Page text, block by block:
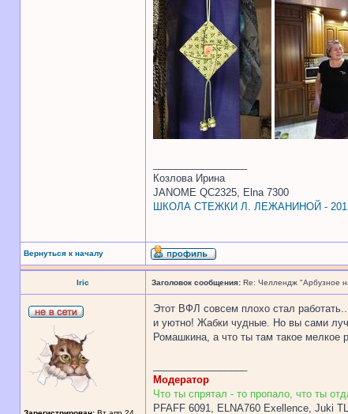
Козлова Ирина
JANOME QC2325, Elna 7300
ШКОЛА СТЕЖКИ Л. ЛЕЖАНИНОЙ -
Вернуться к началу
Iric Заголовок сообщения: Re: Челлендж "Арбузное
Этот ВФЛ совсем плохо стал
и уютно! Жабки чудные. Но вы сами
Ромашкина, а что ты там такое мелкое
Модератор
Что ты спрятал - то пропало, что ты
PFAFF 6091, ELNA760 Exellence, Juki